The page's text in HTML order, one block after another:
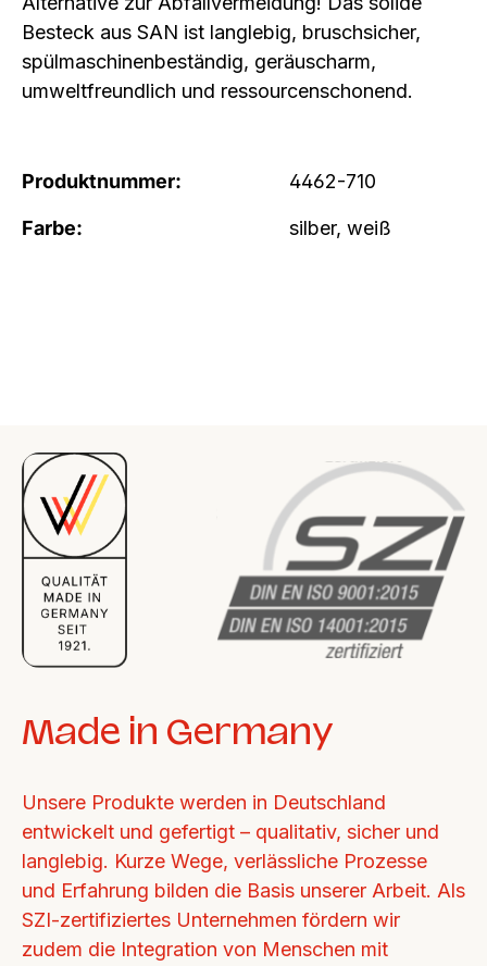
Besteck aus SAN ist langlebig, bruschsicher,
spülmaschinenbeständig, geräuscharm,
umweltfreundlich und ressourcenschonend.
Produktnummer: 4462-710
Farbe: silber, weiß
Made in Germany
Unsere Produkte werden in Deutschland
entwickelt und gefertigt – qualitativ, sicher und
langlebig. Kurze Wege, verlässliche Prozesse
und Erfahrung bilden die Basis unserer Arbeit. Als
SZI-zertifiziertes Unternehmen fördern wir
zudem die Integration von Menschen mit